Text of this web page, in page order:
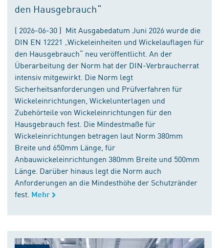
den Hausgebrauch“
( 2026-06-30 ) Mit Ausgabedatum Juni 2026 wurde die
DIN EN 12221 „Wickeleinheiten und Wickelauflagen für
den Hausgebrauch“ neu veröffentlicht. An der
Überarbeitung der Norm hat der DIN-Verbraucherrat
intensiv mitgewirkt. Die Norm legt
Sicherheitsanforderungen und Prüfverfahren für
Wickeleinrichtungen, Wickelunterlagen und
Zubehörteile von Wickeleinrichtungen für den
Hausgebrauch fest. Die Mindestmaße für
Wickeleinrichtungen betragen laut Norm 380mm
Breite und 650mm Länge, für
Anbauwickeleinrichtungen 380mm Breite und 500mm
Länge. Darüber hinaus legt die Norm auch
Anforderungen an die Mindesthöhe der Schutzränder
fest. Mehr